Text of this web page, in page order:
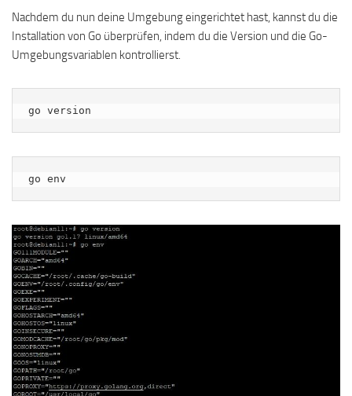
Nachdem du nun deine Umgebung eingerichtet hast, kannst du die
Installation von Go überprüfen, indem du die Version und die Go-
Umgebungsvariablen kontrollierst.
go version
go env